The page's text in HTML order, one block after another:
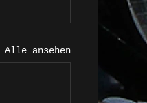
Alle ansehen